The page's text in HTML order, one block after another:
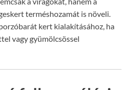
terméshozamát is növeli.
kert kialakításához, ha
vagy gyümölcsössel